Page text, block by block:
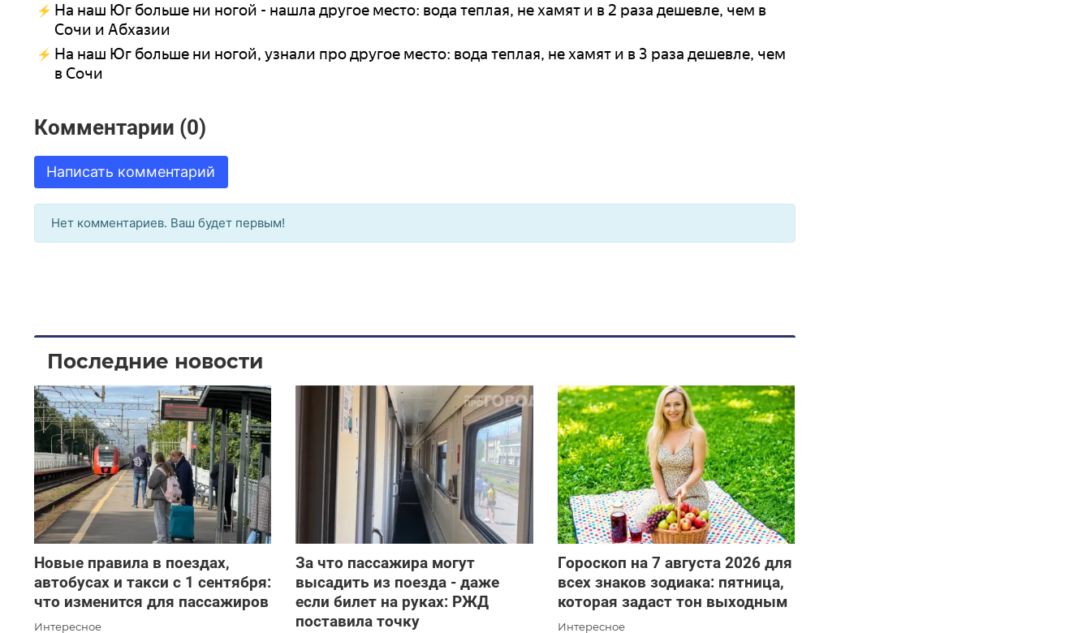
На наш Юг больше ни ногой - нашла другое место: вода теплая, не хамят и в 2 раза дешевле, чем в
Сочи и Абхазии
На наш Юг больше ни ногой, узнали про другое место: вода теплая, не хамят и в 3 раза дешевле, чем
в Сочи
Комментарии (0)
Написать комментарий
Нет комментариев. Ваш будет первым!
Последние новости
Новые правила в поездах,
автобусах и такси с 1 сентября:
что изменится для пассажиров
Интересное
За что пассажира могут
высадить из поезда - даже
если билет на руках: РЖД
поставила точку
Гороскоп на 7 августа 2026 для
всех знаков зодиака: пятница,
которая задаст тон выходным
Интересное